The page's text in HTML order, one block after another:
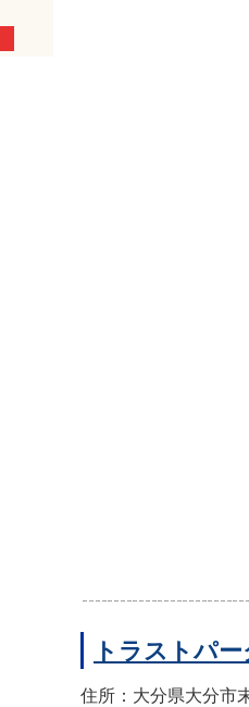
トラストパ
住所：大分県大分市